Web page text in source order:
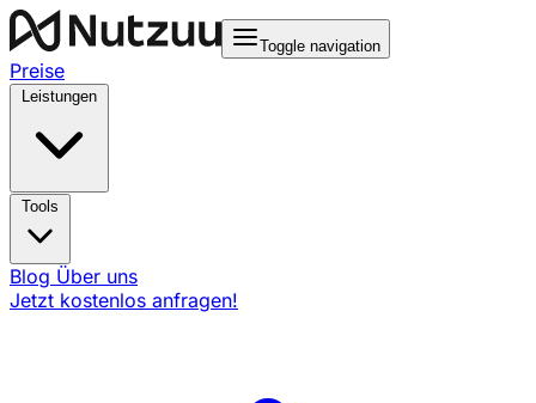
Toggle navigation
Preise
Blog Über uns
Jetzt kostenlos anfragen!